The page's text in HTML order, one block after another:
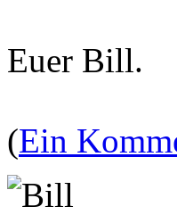
Euer Bill.
(Ein